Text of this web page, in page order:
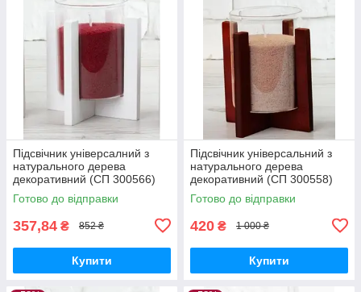
Підсвічник універсалний з
натурального дерева
декоративний (СП 300566)
Готово до відправки
357,84 ₴ 852 ₴
Купити
Підсвічник універсальний з
натурального дерева
декоративний (СП 300558)
Готово до відправки
420 ₴ 1 000 ₴
Купити